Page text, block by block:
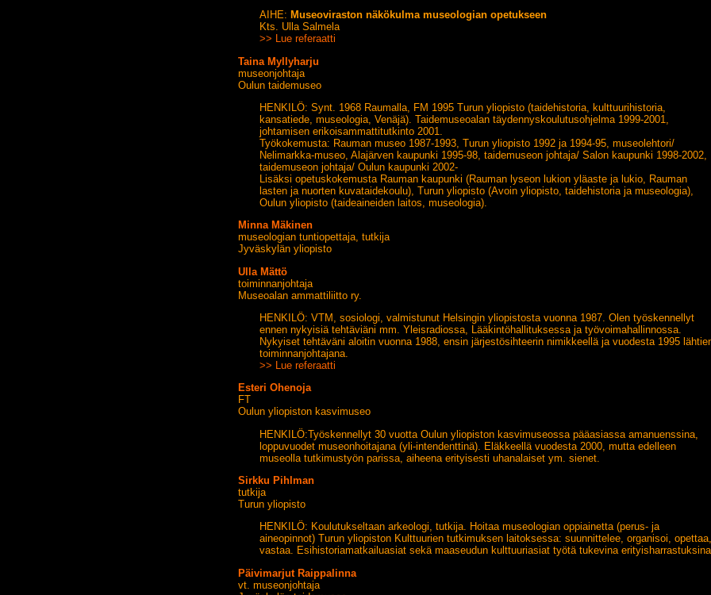
AIHE: Museoviraston näkökulma museologian opetukseen
Kts. Ulla Salmela
>> Lue referaatti
Taina Myllyharju
museonjohtaja
Oulun taidemuseo
HENKILÖ: Synt. 1968 Raumalla, FM 1995 Turun yliopisto (taidehistoria, kulttuurihistoria,
kansatiede, museologia, Venäjä). Taidemuseoalan täydennyskoulutusohjelma 1999-2001,
johtamisen erikoisammattitutkinto 2001.
Työkokemusta: Rauman museo 1987-1993, Turun yliopisto 1992 ja 1994-95, museolehtori/
Nelimarkka-museo, Alajärven kaupunki 1995-98, taidemuseon johtaja/ Salon kaupunki 1998-2002,
taidemuseon johtaja/ Oulun kaupunki 2002-
Lisäksi opetuskokemusta Rauman kaupunki (Rauman lyseon lukion yläaste ja lukio, Rauman
lasten ja nuorten kuvataidekoulu), Turun yliopisto (Avoin yliopisto, taidehistoria ja museologia),
Oulun yliopisto (taideaineiden laitos, museologia).
Minna Mäkinen
museologian tuntiopettaja, tutkija
Jyväskylän yliopisto
Ulla Mättö
toiminnanjohtaja
Museoalan ammattiliitto ry.
HENKILÖ: VTM, sosiologi, valmistunut Helsingin yliopistosta vuonna 1987. Olen työskennellyt
ennen nykyisiä tehtäviäni mm. Yleisradiossa, Lääkintöhallituksessa ja työvoimahallinnossa.
Nykyiset tehtäväni aloitin vuonna 1988, ensin järjestösihteerin nimikkeellä ja vuodesta 1995
toiminnanjohtajana.
>> Lue referaatti
Esteri Ohenoja
FT
Oulun yliopiston kasvimuseo
HENKILÖ:Työskennellyt 30 vuotta Oulun yliopiston kasvimuseossa pääasiassa amanuenssina,
loppuvuodet museonhoitajana (yli-intendenttinä). Eläkkeellä vuodesta 2000, mutta edelleen
museolla tutkimustyön parissa, aiheena erityisesti uhanalaiset ym. sienet.
Sirkku Pihlman
tutkija
Turun yliopisto
HENKILÖ: Koulutukseltaan arkeologi, tutkija. Hoitaa museologian oppiainetta (perus- ja
aineopinnot) Turun yliopiston Kulttuurien tutkimuksen laitoksessa: suunnittelee, organisoi, opettaa,
vastaa. Esihistoriamatkailuasiat sekä maaseudun kulttuuriasiat työtä tukevina
Päivimarjut Raippalinna
vt. museonjohtaja